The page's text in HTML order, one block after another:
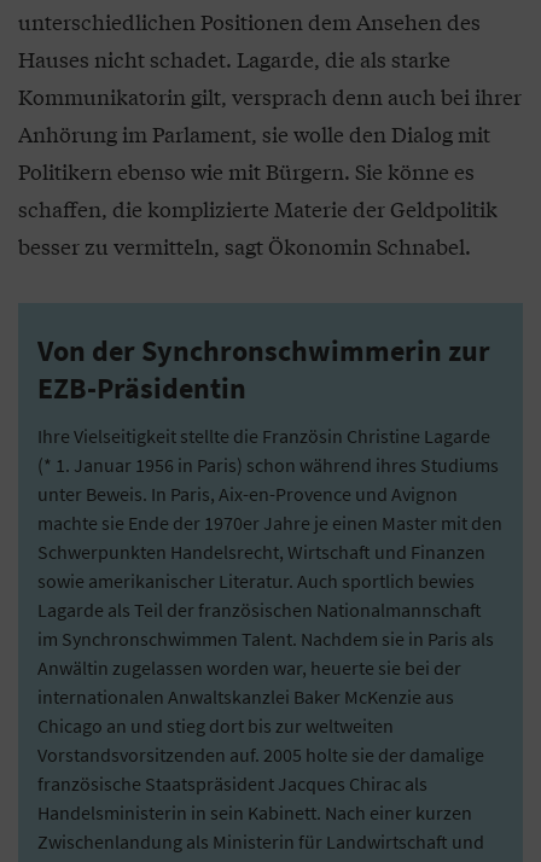
unterschiedlichen Positionen dem Ansehen des
Hauses nicht schadet. Lagarde, die als starke
Kommunikatorin gilt, versprach denn auch bei ihrer
Anhörung im Parlament, sie wolle den Dialog mit
Politikern ebenso wie mit Bürgern. Sie könne es
schaffen, die komplizierte Materie der Geldpolitik
besser zu vermitteln, sagt Ökonomin Schnabel.
Von der Synchronschwimmerin zur
EZB-Präsidentin
Ihre Vielseitigkeit stellte die Französin Christine Lagarde
(* 1. Januar 1956 in Paris) schon während ihres Studiums
unter Beweis. In Paris, Aix-en-Provence und Avignon
machte sie Ende der 1970er Jahre je einen Master mit den
Schwerpunkten Handelsrecht, Wirtschaft und Finanzen
sowie amerikanischer Literatur. Auch sportlich bewies
Lagarde als Teil der französischen Nationalmannschaft
im Synchronschwimmen Talent. Nachdem sie in Paris als
Anwältin zugelassen worden war, heuerte sie bei der
internationalen Anwaltskanzlei Baker McKenzie aus
Chicago an und stieg dort bis zur weltweiten
Vorstandsvorsitzenden auf. 2005 holte sie der damalige
französische Staatspräsident Jacques Chirac als
Handelsministerin in sein Kabinett. Nach einer kurzen
Zwischenlandung als Ministerin für Landwirtschaft und